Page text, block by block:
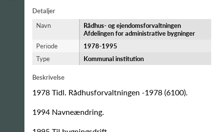
Detaljer
Navn
Rådhus- og ejendomsforvaltningen
Afdelingen for administrative bygninger
Periode
1978-​1995
Type
Kommunal institution
Beskrivelse
1978 Tidl. Rådhusforvaltningen -1978 (6100).
1994 Navneændring.